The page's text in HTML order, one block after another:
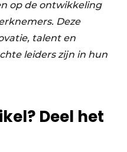
op de ontwikkeling
Deze
talent en
leiders zijn in hun
Deel het